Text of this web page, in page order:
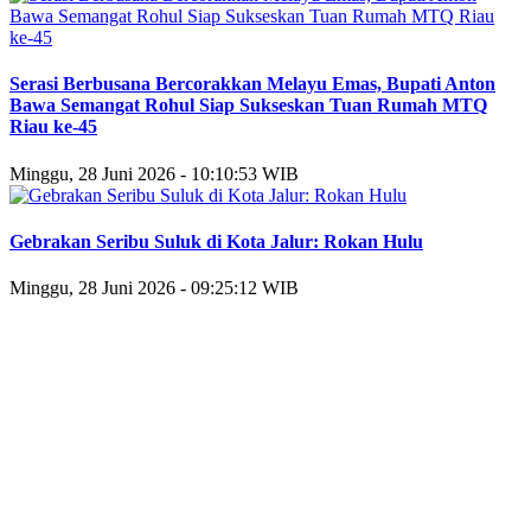
Serasi Berbusana Bercorakkan Melayu Emas, Bupati Anton
Bawa Semangat Rohul Siap Sukseskan Tuan Rumah MTQ
Riau ke-45
Minggu, 28 Juni 2026 - 10:10:53 WIB
Gebrakan Seribu Suluk di Kota Jalur: Rokan Hulu
Minggu, 28 Juni 2026 - 09:25:12 WIB